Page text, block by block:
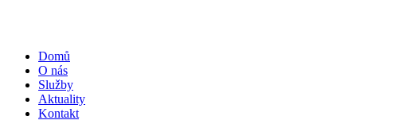
Domů
O nás
Služby
Aktuality
Kontakt